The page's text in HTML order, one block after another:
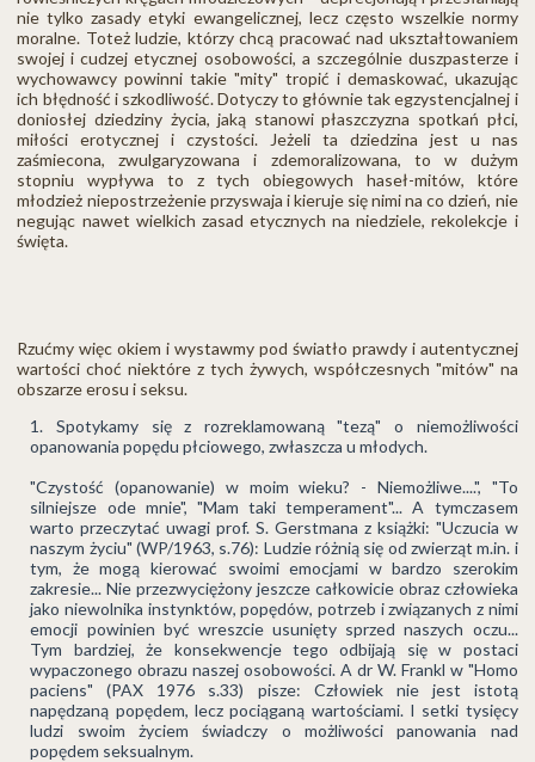
nie tylko zasady etyki ewangelicznej, lecz często wszelkie normy
moralne. Toteż ludzie, którzy chcą pracować nad ukształtowaniem
swojej i cudzej etycznej osobowości, a szczególnie duszpasterze i
wychowawcy powinni takie "mity" tropić i demaskować, ukazując
ich błędność i szkodliwość. Dotyczy to głównie tak egzystencjalnej i
doniosłej dziedziny życia, jaką stanowi płaszczyzna spotkań płci,
miłości erotycznej i czystości. Jeżeli ta dziedzina jest u nas
zaśmiecona, zwulgaryzowana i zdemoralizowana, to w dużym
stopniu wypływa to z tych obiegowych haseł-mitów, które
młodzież niepostrzeżenie przyswaja i kieruje się nimi na co dzień, nie
negując nawet wielkich zasad etycznych na niedziele, rekolekcje i
święta.
Rzućmy więc okiem i wystawmy pod światło prawdy i autentycznej
wartości choć niektóre z tych żywych, współczesnych "mitów" na
obszarze erosu i seksu.
Spotykamy się z rozreklamowaną "tezą" o niemożliwości
opanowania popędu płciowego, zwłaszcza u młodych.
"Czystość (opanowanie) w moim wieku? - Niemożliwe....", "To
silniejsze ode mnie", "Mam taki temperament"... A tymczasem
warto przeczytać uwagi prof. S. Gerstmana z książki: "Uczucia w
naszym życiu" (WP/1963, s.76): Ludzie różnią się od zwierząt m.in. i
tym, że mogą kierować swoimi emocjami w bardzo szerokim
zakresie... Nie przezwyciężony jeszcze całkowicie obraz człowieka
jako niewolnika instynktów, popędów, potrzeb i związanych z nimi
emocji powinien być wreszcie usunięty sprzed naszych oczu...
Tym bardziej, że konsekwencje tego odbijają się w postaci
wypaczonego obrazu naszej osobowości. A dr W. Frankl w "Homo
paciens" (PAX 1976 s.33) pisze: Człowiek nie jest istotą
napędzaną popędem, lecz pociąganą wartościami. I setki tysięcy
ludzi swoim życiem świadczy o możliwości panowania nad
popędem seksualnym.